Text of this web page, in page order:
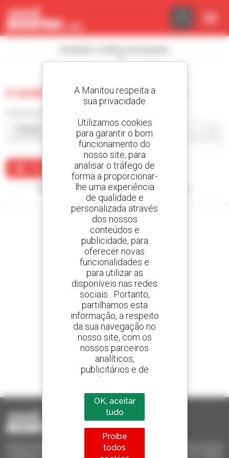
0 usado carregador compacto
Criar um alerta
Nenhum resultado corresponde à sua pesquisa.
Crie os seus alertas
e receba anúncios de equipamentos usados
800 concessionários
A Manitou em todo o mundo
1 em cada 4 telescópicos
vendido no mundo é um manitou
Invia le richieste a più concessionari contemporaneamente, ricevi le
notifiche in base agli alert impostati. Tutto questo dal tuo PC, tablet
Painel de Gerenciamento de Cookies
A Manitou respeita a
sua privacidade
Utilizamos cookies
para garantir o bom
funcionamento do
nosso site, para
analisar o tráfego de
forma a proporcionar-
lhe uma experiência
de qualidade e
personalizada através
dos nossos
conteúdos e
publicidade, para
oferecer novas
funcionalidades e
para utilizar as
disponíveis nas redes
sociais . Portanto,
partilhamos esta
informação, a respeito
da sua navegação no
nosso site, com os
nossos parceiros
analíticos,
publicitários e de
redes sociais
OK, aceitar
tudo
Proíbe
todos